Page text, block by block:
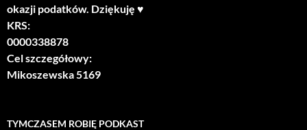
okazji podatków. Dziękuję ♥
KRS:
0000338878
Cel szczegółowy:
Mikoszewska 5169
TYMCZASEM ROBIĘ PODKAST